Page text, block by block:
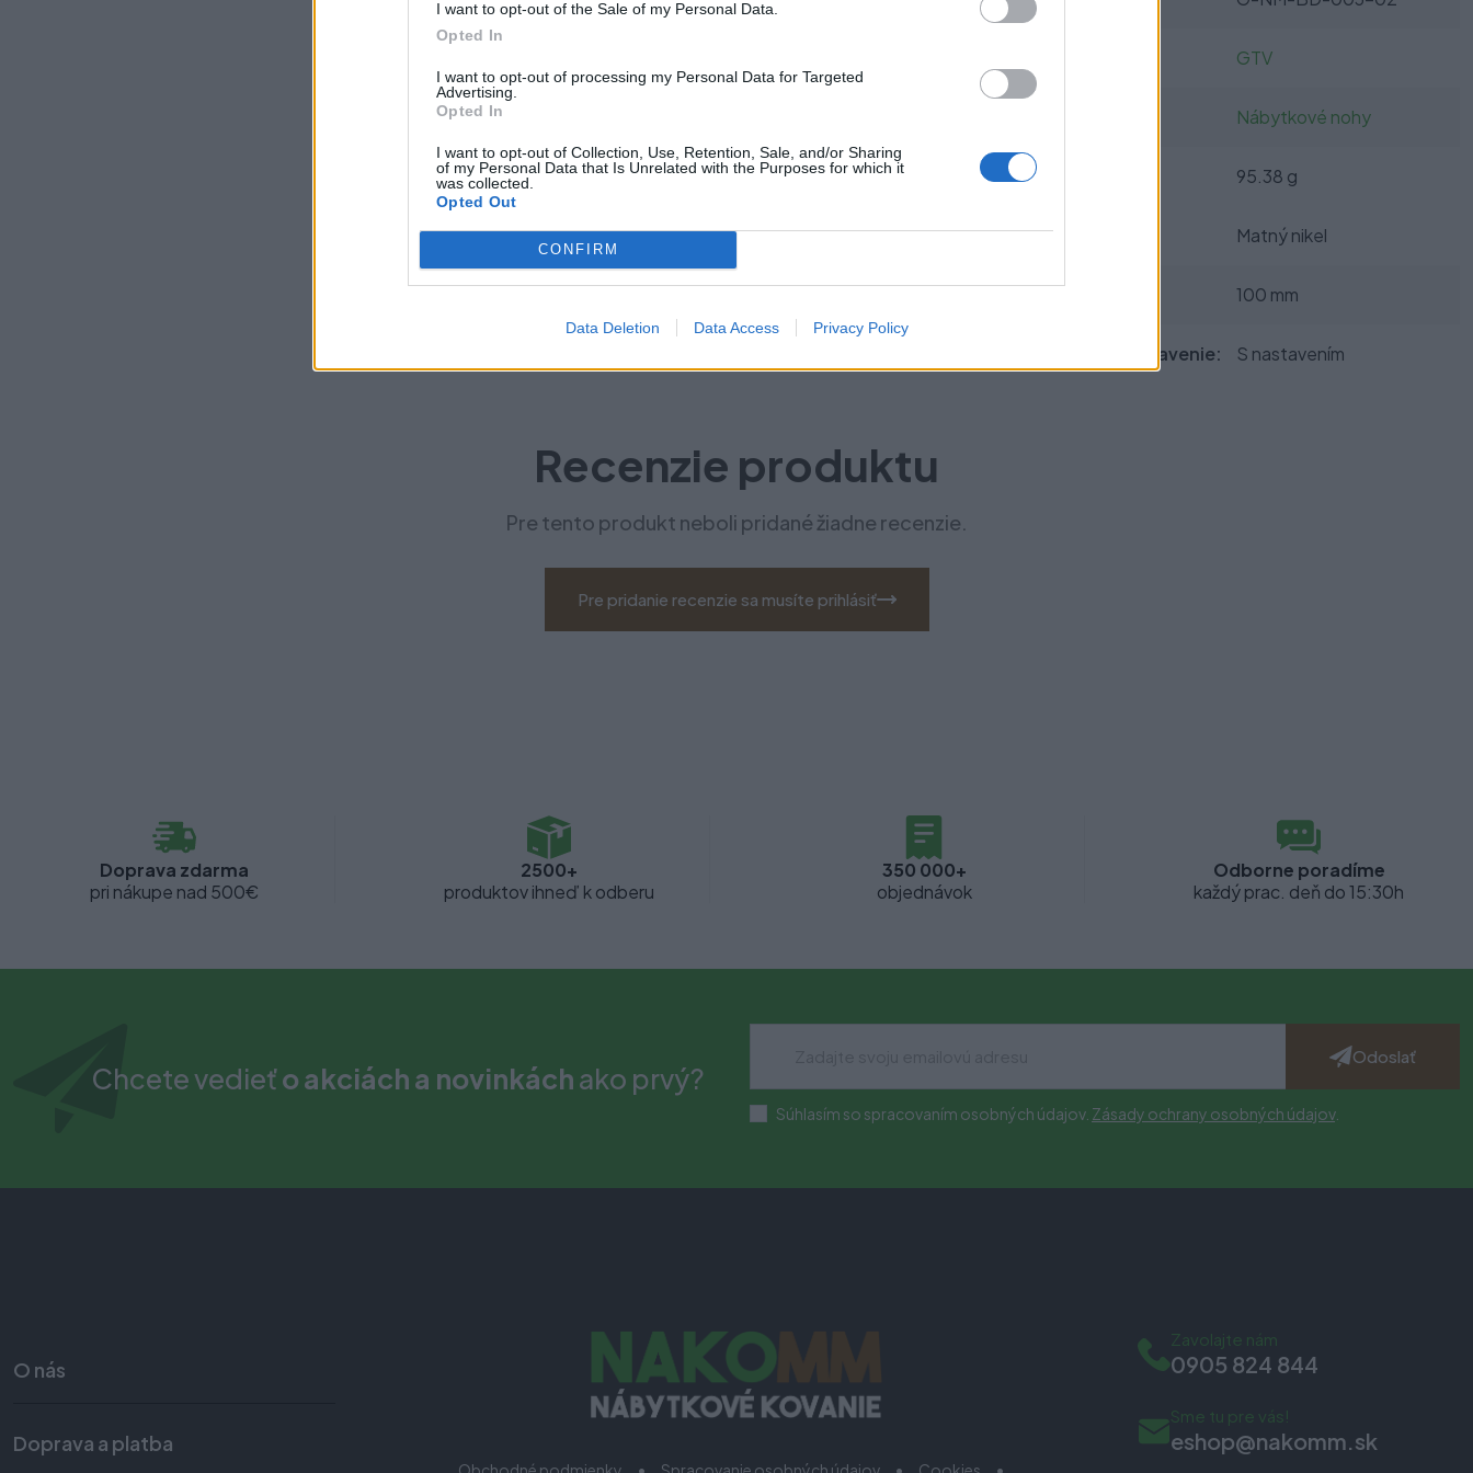
I want to opt-out of the Sale of my Personal Data.
Opted In
I want to opt-out of processing my Personal Data for Targeted
Advertising.
Opted In
I want to opt-out of Collection, Use, Retention, Sale, and/or Sharing
of my Personal Data that Is Unrelated with the Purposes for which it
was collected.
Opted Out
CONFIRM
Data Deletion Data Access Privacy Policy
GTV
Nábytkové nohy
95.38 g
Farba: Matný nikel
100 mm
Výškové nastavenie: S nastavením
Recenzie produktu
Pre tento produkt neboli pridané žiadne recenzie.
Pre pridanie recenzie sa musíte prihlásiť
Doprava zdarma
pri nákupe nad 500€
2500+
produktov ihneď k odberu
350 000+
objednávok
Odborne poradíme
každý prac. deň do 15:30h
Chcete vedieťo akciách a novinkáchako prvý?
Odoslať
Súhlasím so spracovaním osobných údajov. Zásady ochrany osobných údajov.
O nás
Doprava a platba
Zavolajte nám
0905 824 844
Sme tu pre vás!
eshop@nakomm.sk